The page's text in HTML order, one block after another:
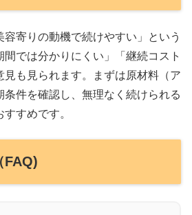
寄りの動機で続けやすい」という
では分かりにくい」「継続コスト
見も見られます。まずは原材料（ア
条件を確認し、無理なく続けられる
すめです。
FAQ)